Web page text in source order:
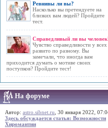
Ревнивы ли вы?
Насколько вы претендуете на
близких вам людей? Пройдите
тест.
Справедливый ли вы
Чувство справедливости у всех
развито по разному. Вы
замечали, что иногда вам
приходится думать о мотиве своих
поступков? Пройдите тест!
На форуме
Автор: astro.sibnet.ru , 30 января 2022,
Здесь обсуждается статья: Возможности
Хиромантии